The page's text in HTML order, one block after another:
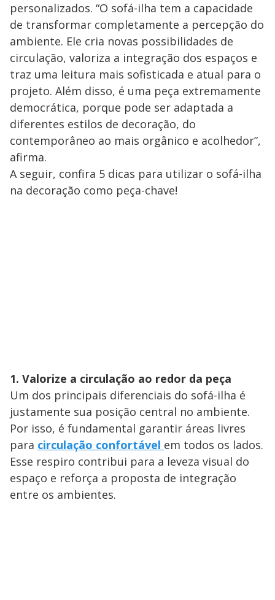
personalizados. “O sofá-ilha tem a capacidade
de transformar completamente a percepção do
ambiente. Ele cria novas possibilidades de
circulação, valoriza a integração dos espaços e
traz uma leitura mais sofisticada e atual para o
projeto. Além disso, é uma peça extremamente
democrática, porque pode ser adaptada a
diferentes estilos de decoração, do
contemporâneo ao mais orgânico e acolhedor”,
afirma.
A seguir, confira 5 dicas para utilizar o sofá-ilha
na decoração como peça-chave!
1. Valorize a circulação ao redor da peça
Um dos principais diferenciais do sofá-ilha é
justamente sua posição central no ambiente.
Por isso, é fundamental garantir áreas livres
para circulação confortável em todos os lados.
Esse respiro contribui para a leveza visual do
espaço e reforça a proposta de integração
entre os ambientes.